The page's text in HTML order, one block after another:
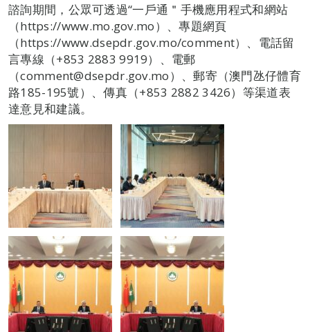
諮詢期間，公眾可透過“一戶通＂手機應用程式和網站
（https://www.mo.gov.mo）、專題網頁
（https://www.dsepdr.gov.mo/comment）、電話留
言專線（+853 2883 9919）、電郵
（comment@dsepdr.gov.mo）、郵寄（澳門氹仔體育
路185-195號）、傳真（+853 2882 3426）等渠道表
達意見和建議。